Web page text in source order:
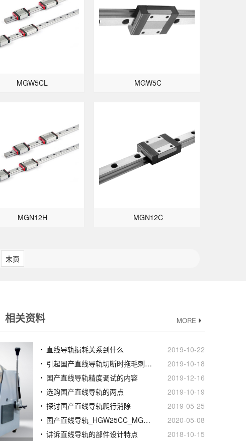
MGW5CL MGW5C
MGN12H MGN12C
末页
相关资料 MORE
直线导轨损耗关系到什么
2019-10-22
引起国产直线导轨切断时拖毛刺的原因
2019-10-18
国产直线导轨精度调试的内容
2019-12-16
选购国产直线导轨的两点
2019-10-19
探讨国产直线导轨爬行消除
2019-05-25
国产直线导轨_HGW25CC_MGW15C_价格批发生产厂家
2020-05-08
讲诉直线导轨的部件设计特点
2018-10-15